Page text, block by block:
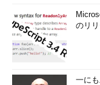
のリ
一に